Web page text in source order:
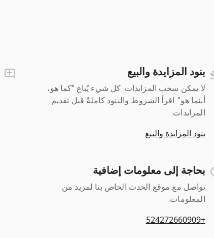
بنود المزايدة والبيع
لا يمكن سحب المزايدات. كل شيء يُباع "كما هو،
أينما هو". اقرأ الشروط والبنود كاملةً قبل تقديم
المزايدات.
بنود المزايدة والبيع
بحاجة إلى معلومات إضافية
تواصل مع موقع الحدث الخاص بنا لمزيد من
المعلومات.
+524272660909